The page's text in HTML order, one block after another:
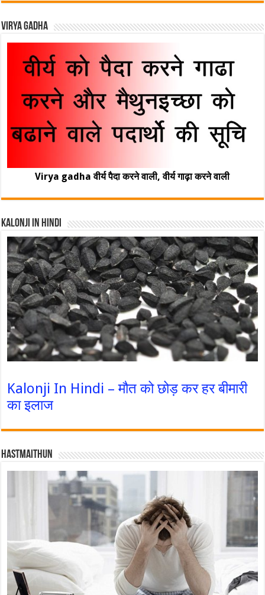
Virya Gadha
Virya gadha वीर्य पैदा करने वाली, वीर्य गाढ़ा करने वाली
Kalonji In Hindi
Kalonji In Hindi – मौत को छोड़ कर हर बीमारी
का इलाज
Hastmaithun